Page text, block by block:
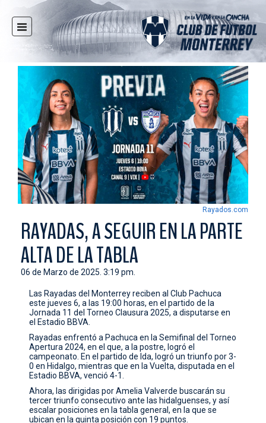
INICIO
NOTICIAS
MULTIMEDIA
RAYADOS
RAYADAS
FUERZAS BÁSICAS
RESPONSABILIDAD SOCIAL
TAQUILLA
TIENDA
ESTADIO
PRENSA
Rayados.com
RAYADAS, A SEGUIR EN LA PARTE
ALTA DE LA TABLA
06 de Marzo de 2025. 3:19 pm.
Las Rayadas del Monterrey reciben al Club Pachuca
este jueves 6, a las 19:00 horas, en el partido de la
Jornada 11 del Torneo Clausura 2025, a disputarse en
el Estadio BBVA.
Rayadas enfrentó a Pachuca en la Semifinal del Torneo
Apertura 2024, en el que, a la postre, logró el
campeonato. En el partido de Ida, logró un triunfo por 3-
0 en Hidalgo, mientras que en la Vuelta, disputada en el
Estadio BBVA, venció 4-1.
Ahora, las dirigidas por Amelia Valverde buscarán su
tercer triunfo consecutivo ante las hidalguenses, y así
escalar posiciones en la tabla general, en la que se
ubican en la quinta posición con 19 puntos.